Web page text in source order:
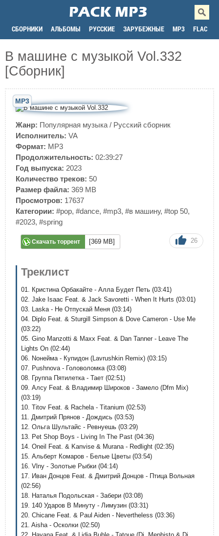
СБОРНИКИ АЛЬБОМЫ РУССКИЕ ЗАРУБЕЖНЫЕ MP3 FLAC
В машине с музыкой Vol.332
[Сборник]
MP3
Жанр: Популярная музыка / Русский сборник
Исполнитель: VA
Формат: MP3
Продолжительность: 02:39:27
Год выпуска: 2023
Количество треков: 50
Размер файла: 369 MB
Просмотров: 17637
Категории: #pop, #dance, #mp3, #в машину, #top 50,
#2023, #spring
Скачать торрент [369 MB] 26
Треклист
01. Кристина Орбакайте - Алла Будет Петь (03:41)
02. Jake Isaac Feat. & Jack Savoretti - When It Hurts (03:01)
03. Laska - Не Отпускай Меня (03:14)
04. Diplo Feat. & Sturgill Simpson & Dove Cameron - Use Me
(03:22)
05. Gino Manzotti & Maxx Feat. & Dan Tanner - Leave The
Lights On (02:44)
06. Noнейма - Купидон (Lavrushkin Remix) (03:15)
07. Pushnova - Головоломка (03:08)
08. Группа Пятилетка - Тает (02:51)
09. Алсу Feat. & Владимир Широков - Замело (Dfm Mix)
(03:19)
10. Titov Feat. & Rachela - Titanium (02:53)
11. Дмитрий Прянов - Дождись (03:53)
12. Ольга Шультайс - Ревнуешь (03:29)
13. Pet Shop Boys - Living In The Past (04:36)
14. Oneil Feat. & Kanvise & Murana - Redlight (02:35)
15. Альберт Комаров - Белые Цветы (03:54)
16. Vlny - Золотые Рыбки (04:14)
17. Иван Донцов Feat. & Дмитрий Донцов - Птица Вольная
(02:56)
18. Наталья Подольская - Забери (03:08)
19. 140 Ударов В Минуту - Лимузин (03:31)
20. Chicane Feat. & Paul Aiden - Nevertheless (03:36)
21. Aisha - Осколки (02:50)